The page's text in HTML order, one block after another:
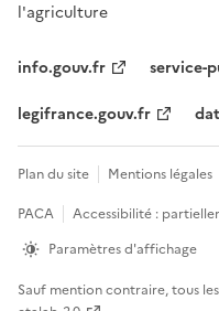
l'agriculture
info.gouv.fr
service-
legifrance.gouv.fr
Plan du site Mentions légales
PACA
Accessibilité :
Paramètres d'affichage
Sauf mention contraire, tous